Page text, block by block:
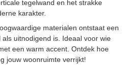
tegelwand en het strakke
karakter.
materialen ontstaat een
uitnodigend is. Ideaal voor wie
een warm accent. Ontdek hoe
jouw woonruimte verrijkt!